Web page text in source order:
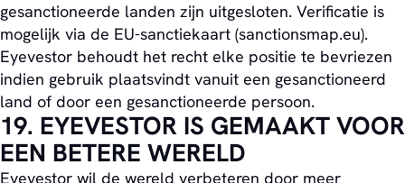
gesanctioneerde landen zijn uitgesloten. Verificatie is
mogelijk via de EU-sanctiekaart (sanctionsmap.eu).
Eyevestor behoudt het recht elke positie te bevriezen
indien gebruik plaatsvindt vanuit een gesanctioneerd
land of door een gesanctioneerde persoon.
19. EYEVESTOR IS GEMAAKT VOOR
EEN BETERE WERELD
Eyevestor wil de wereld verbeteren door meer